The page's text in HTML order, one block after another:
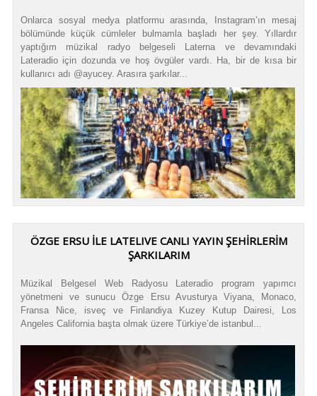
Onlarca sosyal medya platformu arasında, Instagram’ın mesaj
bölümünde küçük cümleler bulmamla başladı her şey. Yıllardır
yaptığım müzikal radyo belgeseli Laterna ve devamındaki
Lateradio için dozunda ve hoş övgüler vardı. Ha, bir de kısa bir
kullanıcı adı @ayucey. Arasıra şarkılar...
ÖZGE ERSU İLE LATELIVE CANLI YAYIN ŞEHİRLERİM
ŞARKILARIM
Müzikal Belgesel Web Radyosu Lateradio program yapımcı
yönetmeni ve sunucu Özge Ersu Avusturya Viyana, Monaco,
Fransa Nice, isveç ve Finlandiya Kuzey Kutup Dairesi, Los
Angeles California başta olmak üzere Türkiye’de istanbul...